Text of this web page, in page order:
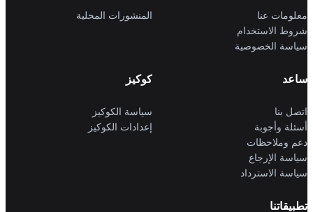
معلومات عنا
شروط الاستخدام
سياسة الخصوصية
المنشورات المحلية
ساعد
اتصل بنا
أسئلة وأجوبة
دعم وملاحظات
سياسة الإرجاع
سياسة الاسترداد
كوكيز
سياسة الكوكيز
إعدادات الكوكيز
تطبيقاتنا